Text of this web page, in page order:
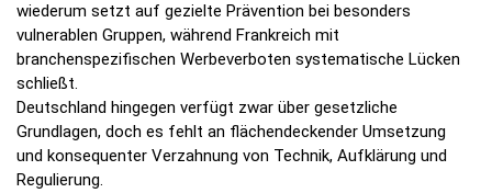
wiederum setzt auf gezielte Prävention bei besonders
vulnerablen Gruppen, während Frankreich mit
branchenspezifischen Werbeverboten systematische Lücken
schließt.
Deutschland hingegen verfügt zwar über gesetzliche
Grundlagen, doch es fehlt an flächendeckender Umsetzung
und konsequenter Verzahnung von Technik, Aufklärung und
Regulierung.